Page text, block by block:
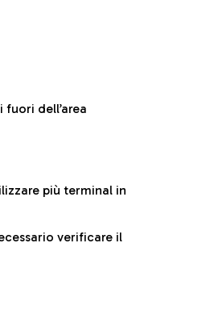
dell’area
più terminal in
verificare il